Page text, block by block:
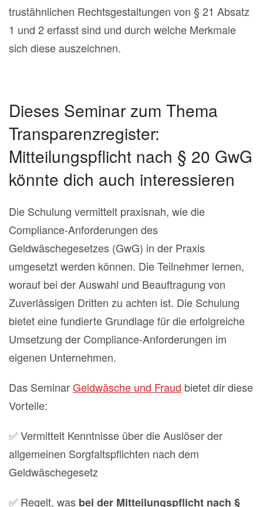
trustähnlichen Rechtsgestaltungen von § 21 Absatz
1 und 2 erfasst sind und durch welche Merkmale
sich diese auszeichnen.
Dieses Seminar zum Thema
Transparenzregister:
Mitteilungspflicht nach § 20 GwG
könnte dich auch interessieren
Die Schulung vermittelt praxisnah, wie die
Compliance-Anforderungen des
Geldwäschegesetzes (GwG) in der Praxis
umgesetzt werden können. Die Teilnehmer lernen,
worauf bei der Auswahl und Beauftragung von
Zuverlässigen Dritten zu achten ist. Die Schulung
bietet eine fundierte Grundlage für die erfolgreiche
Umsetzung der Compliance-Anforderungen im
eigenen Unternehmen.
Das SeminarGeldwäsche und Fraud bietet dir diese
Vorteile:
✅ Vermittelt Kenntnisse über die Auslöser der
allgemeinen Sorgfaltspflichten nach dem
Geldwäschegesetz
✅ Regelt, was bei der Mitteilungspflicht nach §